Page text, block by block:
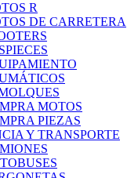
R
DE CARRETERA
MOTOS
PIEZAS
Y TRANSPORTE